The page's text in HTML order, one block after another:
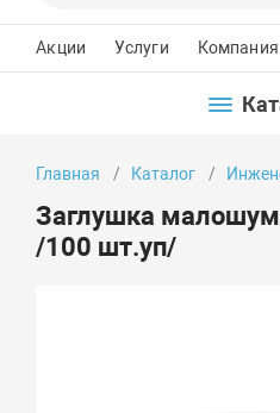
Акции Услуги Компания
Главная Каталог
Заглушка
/100 шт.уп/